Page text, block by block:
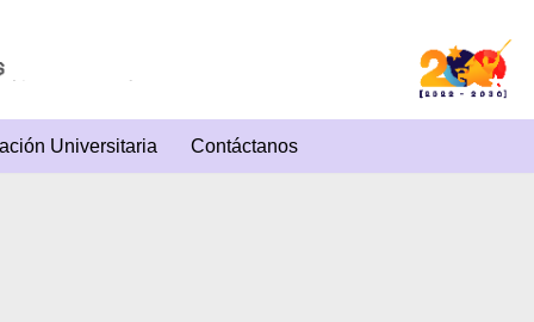
Universitaria Contáctanos